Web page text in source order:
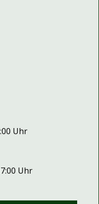
Uhr
Uhr